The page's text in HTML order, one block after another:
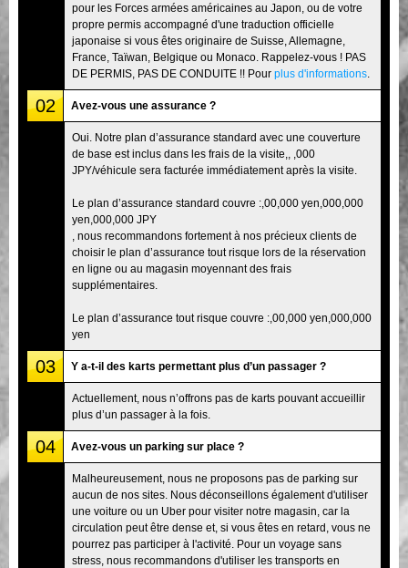
pour les Forces armées américaines au Japon, ou de votre
propre permis accompagné d'une traduction officielle
japonaise si vous êtes originaire de Suisse, Allemagne,
France, Taïwan, Belgique ou Monaco. Rappelez-vous ! PAS
DE PERMIS, PAS DE CONDUITE !! Pour plus d'informations
02 Avez-vous une assurance ?
Oui. Notre plan d’assurance standard avec une couverture
de base est inclus dans les frais de la visite,, ,000
JPY/véhicule sera facturée immédiatement après la visite.
Le plan d’assurance standard couvre :,00,000 yen,000,000
yen,000,000 JPY
, nous recommandons fortement à nos précieux clients de
choisir le plan d’assurance tout risque lors de la réservation
en ligne ou au magasin moyennant des frais
supplémentaires.
Le plan d’assurance tout risque couvre :,00,000 yen,000,000
yen
03 Y a-t-il des karts permettant plus d’un passager ?
Actuellement, nous n’offrons pas de karts pouvant accueillir
plus d’un passager à la fois.
04 Avez-vous un parking sur place ?
Malheureusement, nous ne proposons pas de parking sur
aucun de nos sites. Nous déconseillons également d'utiliser
une voiture ou un Uber pour visiter notre magasin, car la
circulation peut être dense et, si vous êtes en retard, vous ne
pourrez pas participer à l'activité. Pour un voyage sans
stress, nous recommandons d'utiliser les transports en